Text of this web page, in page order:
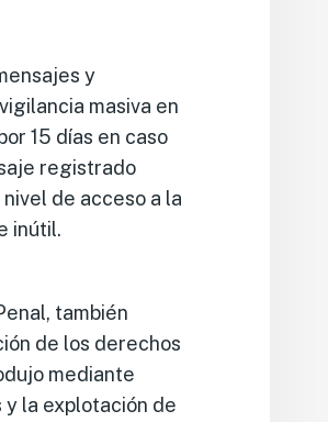
y
masiva en
15 días en caso
registrado
de acceso a la
inútil.
también
de los derechos
mediante
la explotación de